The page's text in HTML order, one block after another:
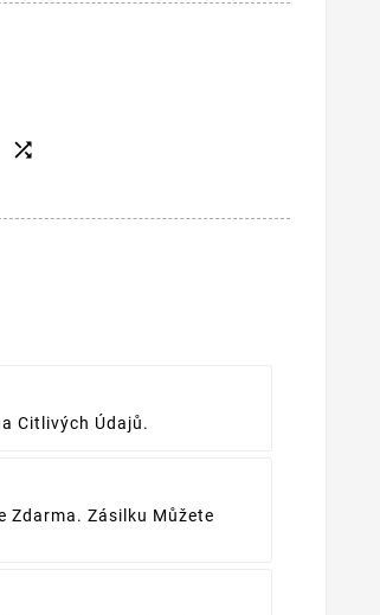

Citlivých Údajů.
Zdarma. Zásilku Můžete